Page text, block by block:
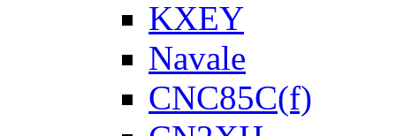
KXEY
Navale
CNC85C(f)